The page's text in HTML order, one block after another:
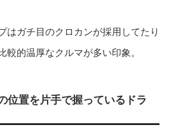
はガチ目のクロカンが採用してたり
較的温厚なクルマが多い印象。
位置を片手で握っているドラ